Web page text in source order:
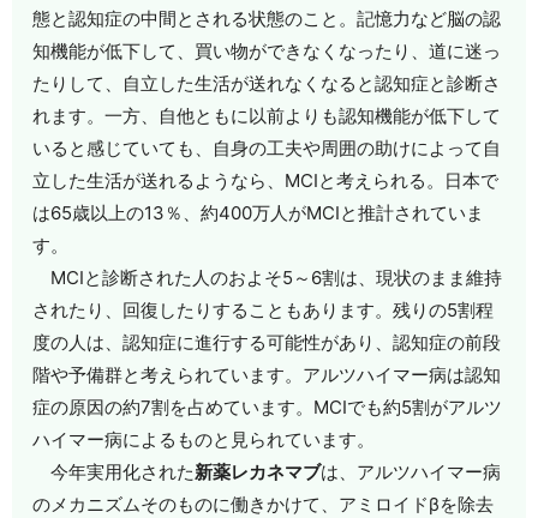
態と認知症の中間とされる状態のこと。記憶力など脳の認
知機能が低下して、買い物ができなくなったり、道に迷っ
たりして、自立した生活が送れなくなると認知症と診断さ
れます。一方、自他ともに以前よりも認知機能が低下して
いると感じていても、自身の工夫や周囲の助けによって自
立した生活が送れるようなら、MCIと考えられる。日本で
は65歳以上の13％、約400万人がMCIと推計されていま
す。
MCIと診断された人のおよそ5～6割は、現状のまま維持
されたり、回復したりすることもあります。残りの5割程
度の人は、認知症に進行する可能性があり、認知症の前段
階や予備群と考えられています。アルツハイマー病は認知
症の原因の約7割を占めています。MCIでも約5割がアルツ
ハイマー病によるものと見られています。
今年実用化された新薬レカネマブは、アルツハイマー病
のメカニズムそのものに働きかけて、アミロイドβを除去